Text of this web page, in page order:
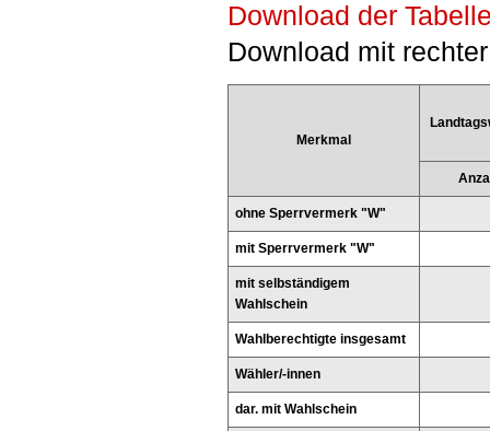
Download der
Download mit
Merkmal
ohne Sperrvermerk "W"
mit Sperrvermerk "W"
mit selbständigem
Wahlschein
Wahlberechtigte insgesamt
Wähler/-innen
dar. mit Wahlschein